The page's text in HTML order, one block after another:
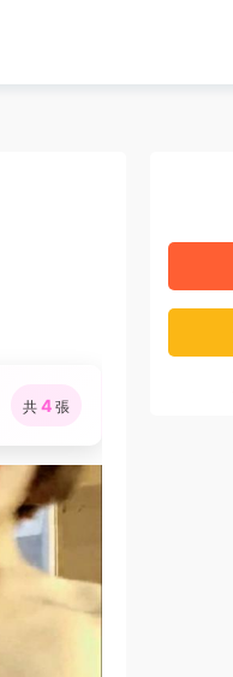
共 4 張